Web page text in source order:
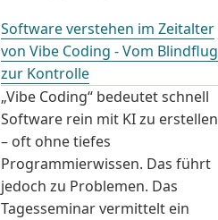
Software verstehen im Zeitalter
von Vibe Coding - Vom Blindflug
zur Kontrolle
„Vibe Coding“ bedeutet schnell
Software rein mit KI zu erstellen
– oft ohne tiefes
Programmierwissen. Das führt
jedoch zu Problemen. Das
Tagesseminar vermittelt ein